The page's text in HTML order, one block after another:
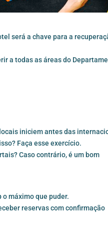
será a chave para a
a todas as áreas do
iniciem antes das
Faça esse exercício.
Caso contrário, é um bom
o máximo que puder.
reservas com confirmação